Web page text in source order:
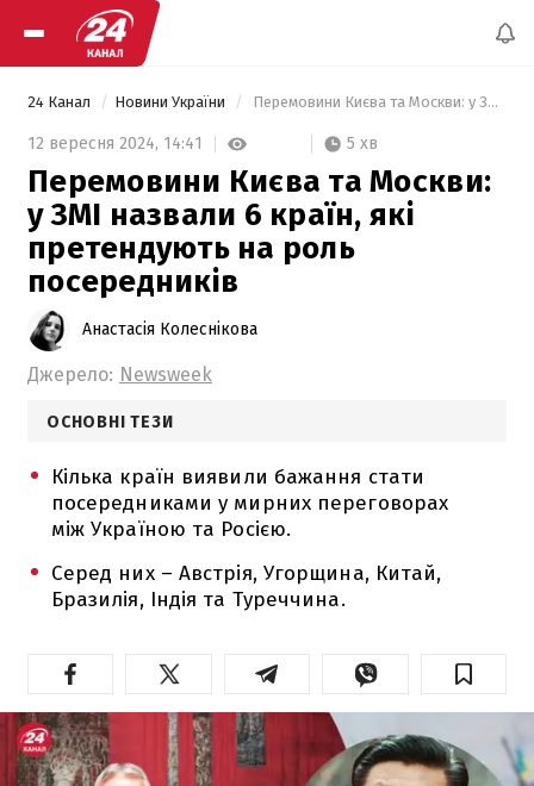
24 Канал Новини України Перемовини Києва та Москви: у ЗМІ назвали 6 країн, які претендують на роль посередників
12 вересня 2024, 14:41 5 хв
Перемовини Києва та Москви:
у ЗМІ назвали 6 країн, які
претендують на роль
посередників
Анастасія Колеснікова
Джерело: Newsweek
ОСНОВНІ ТЕЗИ
Кілька країн виявили бажання стати
посередниками у мирних переговорах
між Україною та Росією.
Серед них – Австрія, Угорщина, Китай,
Бразилія, Індія та Туреччина.